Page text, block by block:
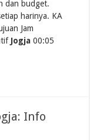
dan budget.
harinya. KA
Jam
Jogja 00:05
Info